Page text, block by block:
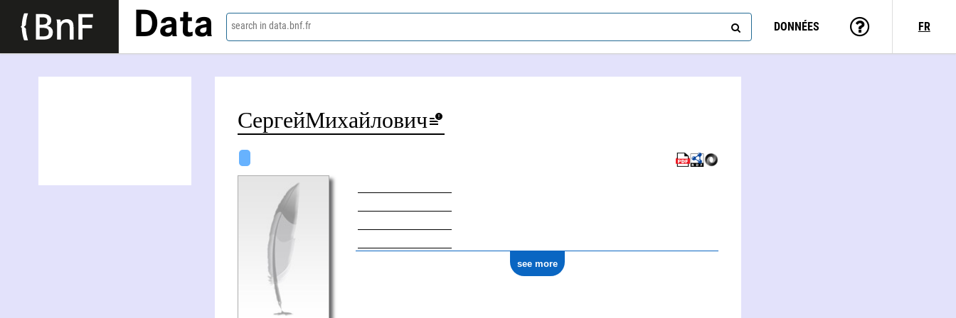
Data search in data.bnf.fr DONNÉES FR
Сергей Михайлович Zaâc
see more